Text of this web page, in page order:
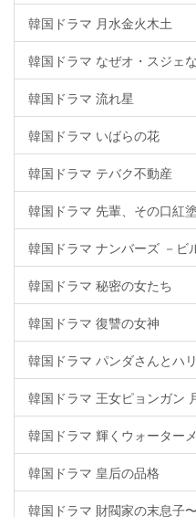
韓国ドラマ 月水金火木土
韓国ドラマ なぜオ・スジェ
韓国ドラマ 流れ星
韓国ドラマ いばらの花
韓国ドラマ テバク不動産
韓国ドラマ 先輩、その口紅
韓国ドラマ ナンバーズ －ビ
韓国ドラマ 秘密の女たち
韓国ドラマ 復讐の女神
韓国ドラマ パンダさんとハ
韓国ドラマ 王女ピョンガン
韓国ドラマ 輝くウォーター
韓国ドラマ 皇后の品格
韓国ドラマ 財閥家の末息子